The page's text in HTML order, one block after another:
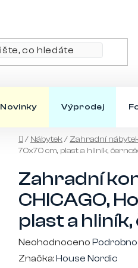
Novinky Výprodej
Domů
/ Nábytek/ Zahradní
70x70 cm, plast a hliník,
Zahradní
CHICAGO,
plast a
Průměrné
hodnocení
Neohodnoceno
Značka:House Nordic